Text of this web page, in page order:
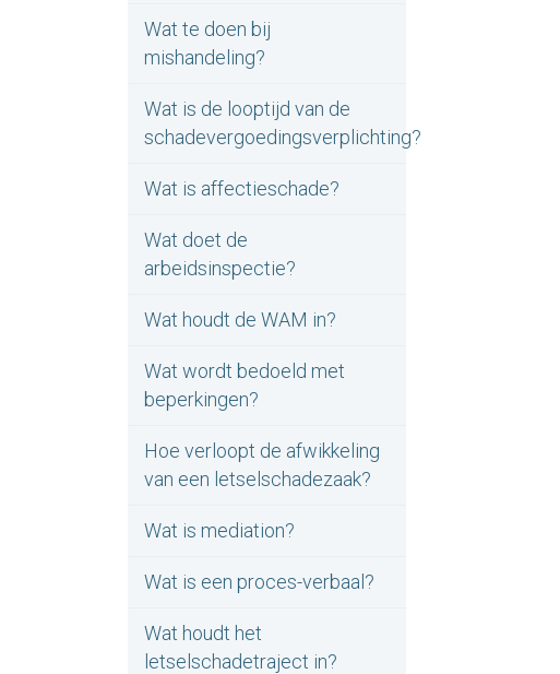
Wat te doen bij
mishandeling?
Wat is de looptijd van de
schadevergoedingsverplichting?
Wat is affectieschade?
Wat doet de
arbeidsinspectie?
Wat houdt de WAM in?
Wat wordt bedoeld met
beperkingen?
Hoe verloopt de afwikkeling
van een letselschadezaak?
Wat is mediation?
Wat is een proces-verbaal?
Wat houdt het
letselschadetraject in?